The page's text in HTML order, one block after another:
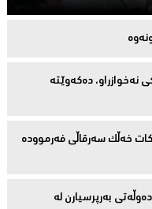
دەكەوێتە
خەڵک سەرقاڵى فەرموودە
بەرپرسیارن لە